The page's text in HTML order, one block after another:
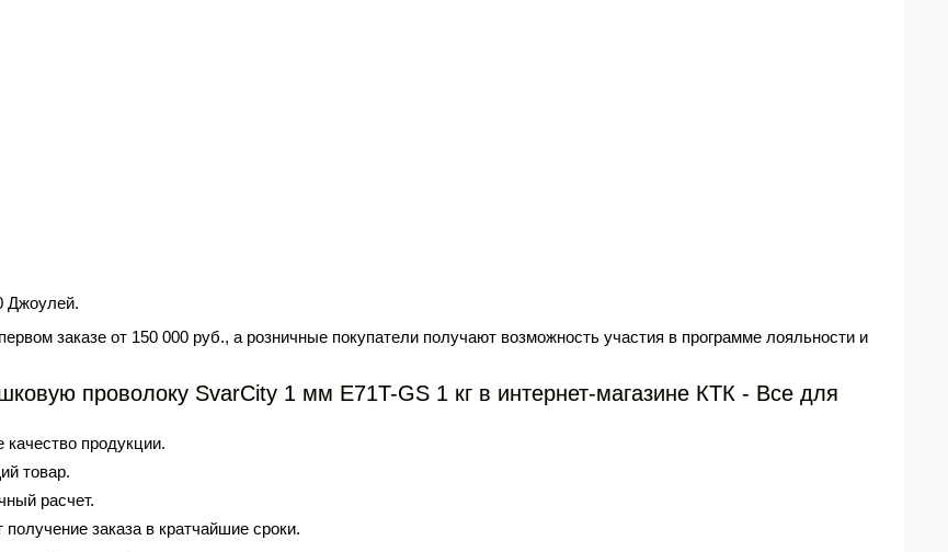
Джоулей.
заказе от 150 000 руб., а розничные покупатели получают возможность участия в программе лояльности и
проволоку SvarCity 1 мм E71T-GS 1 кг в интернет-магазине КТК - Все для
продукции.
товар.
расчет.
заказа в кратчайшие сроки.